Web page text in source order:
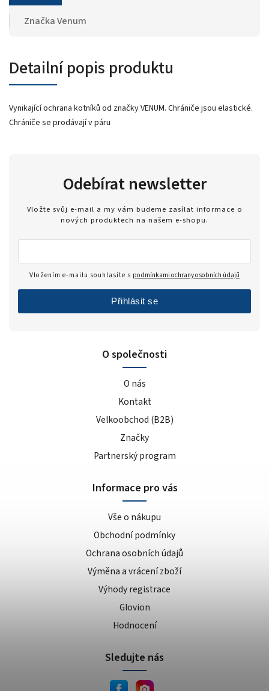
ZnačkaVenum
Detailní popis produktu
Vynikající ochrana kotníků od značky VENUM. Chrániče jsou elastické.
Chrániče se prodávají v páru
O společnosti
O nás
Kontakt
Velkoobchod (B2B)
Značky
Partnerský program
Informace pro vás
Vše o nákupu
Obchodní podmínky
Ochrana osobních údajů
Výměna a vrácení zboží
Výhody registrace
Glovion
Hodnocení
Odebírat newsletter
Vložte svůj e-mail a my vám budeme zasílat informace o
nových produktech na našem e-shopu.
Vložením e-mailu souhlasíte s podmínkami ochrany osobních údajů
Přihlásit se
Sledujte nás